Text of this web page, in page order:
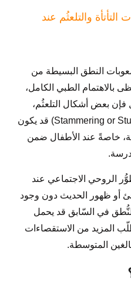
التأتأة والتلعثُم عند
وصعوبات النطق البسيطة من
بالاهتمام الطبي الكامل،
بعض أشكال التلعثُم،
والذي يُعرف أيضاً بالتأتأة (Stammering or Stuttering) قد يكون
خاصةً عند الأطفال ضمن
الروحي الاجتماعي عند
أو ظهور الحديث دون وجود
في السّابق قد يحمل
المزيد من الاستقصاءات
المتوسطة.